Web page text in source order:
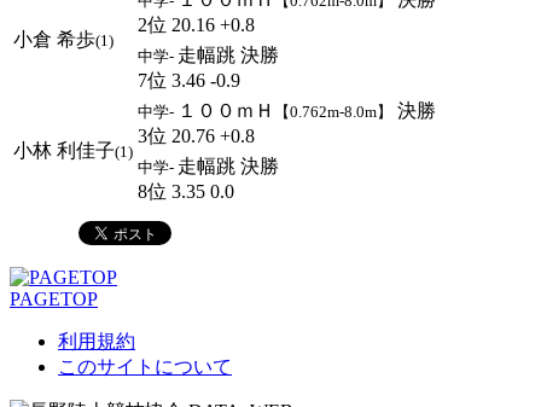
小倉 希歩(1)
2位 20.16 +0.8
中学- 走幅跳 決勝
7位 3.46 -0.9
小林 利佳子(1)
中学- １００ｍＨ 【0.762m-8.0m】
決勝
3位 20.76 +0.8
中学- 走幅跳 決勝
8位 3.35 0.0
PAGETOP
利用規約
このサイトについて